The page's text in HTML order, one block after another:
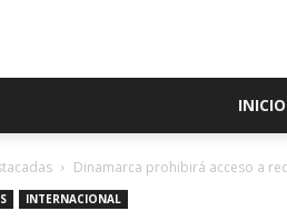
INICIO
Dinamarca prohibirá acceso a
INTERNACIONAL